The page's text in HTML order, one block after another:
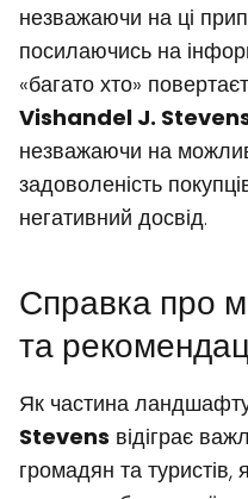
незважаючи на ці
посилаючись на
«багато хто»
Vishandel J.
незважаючи на
задоволеність
негативний досвід.
Справка про
та
Як частина
Stevens відіграє
громадян та туристів,